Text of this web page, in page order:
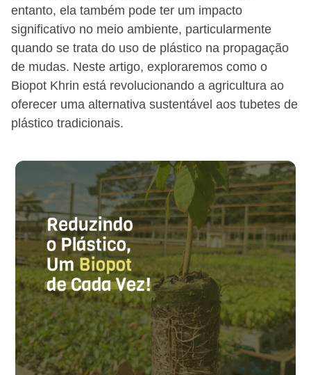
entanto, ela também pode ter um impacto
significativo no meio ambiente, particularmente
quando se trata do uso de plástico na propagação
de mudas. Neste artigo, exploraremos como o
Biopot Khrin está revolucionando a agricultura ao
oferecer uma alternativa sustentável aos tubetes de
plástico tradicionais.